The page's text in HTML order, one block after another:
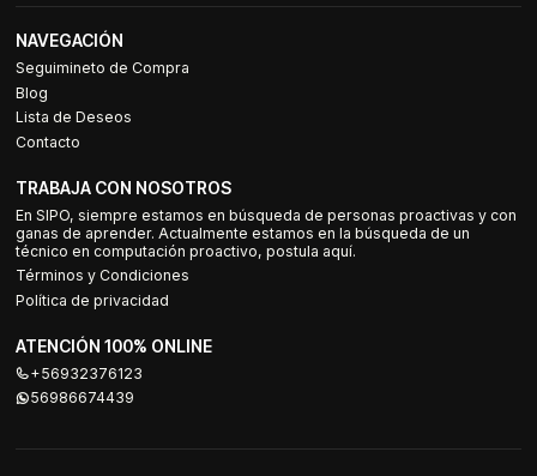
NAVEGACIÓN
Seguimineto de Compra
Blog
Lista de Deseos
Contacto
TRABAJA CON NOSOTROS
En SIPO, siempre estamos en búsqueda de personas proactivas y con
ganas de aprender. Actualmente estamos en la búsqueda de un
técnico en computación proactivo, postula aquí.
Términos y Condiciones
Política de privacidad
ATENCIÓN 100% ONLINE
+56932376123
56986674439